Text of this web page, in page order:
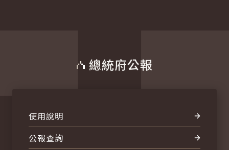
總統府公報
使用說明
公報查詢